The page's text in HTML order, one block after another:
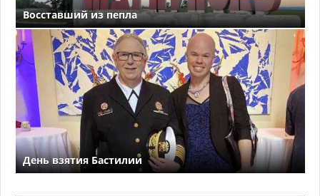
Восставший из пепла
День взятия Бастилии